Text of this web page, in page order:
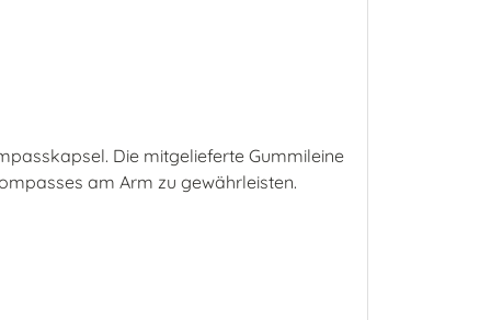
Die mitgelieferte Gummileine
am Arm zu gewährleisten.